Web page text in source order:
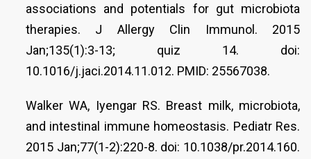
associations and potentials for gut microbiota
therapies. J Allergy Clin Immunol. 2015
Jan;135(1):3-13; quiz 14. doi:
10.1016/j.jaci.2014.11.012. PMID: 25567038.
Walker WA, Iyengar RS. Breast milk, microbiota,
and intestinal immune homeostasis. Pediatr Res.
2015 Jan;77(1-2):220-8. doi: 10.1038/pr.2014.160.